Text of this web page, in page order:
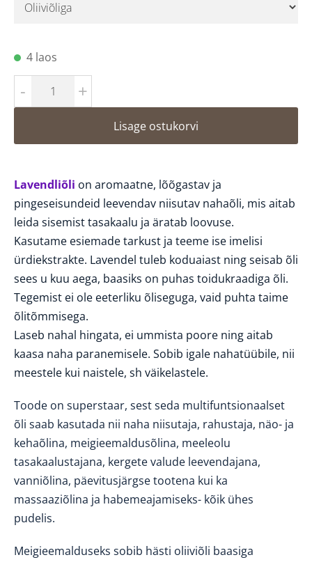
4 laos
- +
Lisage ostukorvi
Lavendliõli on aromaatne, lõõgastav ja
pingeseisundeid leevendav niisutav nahaõli, mis aitab
leida sisemist tasakaalu ja äratab loovuse.
Kasutame esiemade tarkust ja teeme ise imelisi
ürdiekstrakte. Lavendel tuleb koduaiast ning seisab õli
sees u kuu aega, baasiks on puhas toidukraadiga õli.
Tegemist ei ole eeterliku õliseguga, vaid puhta taime
õlitõmmisega.
Laseb nahal hingata, ei ummista poore ningaitab
kaasa naha paranemisele. Sobib igale nahatüübile, nii
meestele kui naistele, sh väikelastele.
Toode on superstaar, sest seda multifuntsionaalset
õli saab kasutada nii naha niisutaja, rahustaja, näo- ja
kehaõlina, meigieemaldusõlina, meeleolu
tasakaalustajana, kergete valude leevendajana,
vanniõlina, päevitusjärgse tootena kui ka
massaaziõlina ja habemeajamiseks- kõik ühes
pudelis.
Meigieemalduseks sobib hästi oliiviõli baasiga